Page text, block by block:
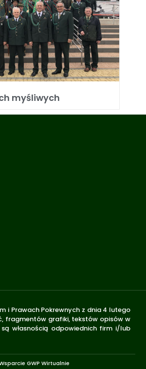
myśliwych
i Prawach Pokrewnych z dnia 4 lutego
fragmentów grafiki, tekstów opisów w
własnością odpowiednich firm i/lub
GWP Wirtualnie